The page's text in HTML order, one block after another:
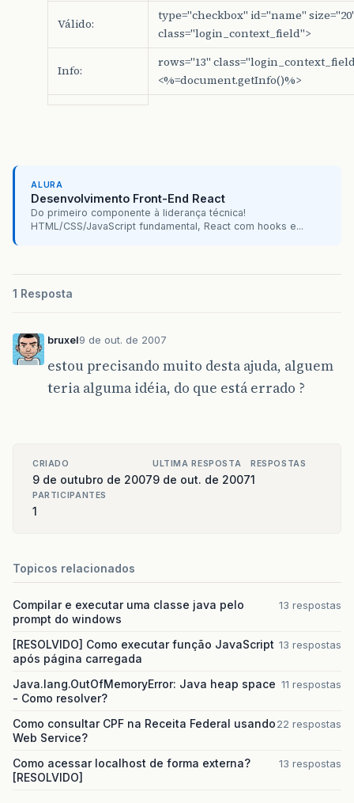
	catch ( Exception e )
	    String erro = "mensagem de erro, no envio do arquivo";
	}
Válido:
type="checkbox" id="name"
class="login_context_field">
Info:
rows="13"
<%=document.getInfo()%>
ALURA
Desenvolvimento Front-End React
Do primeiro componente à liderança técnica!
HTML/CSS/JavaScript fundamental, React com hooks e...
1 Resposta
bruxel9 de out. de 2007
estou precisando muito desta ajuda, alguem
teria alguma idéia, do que está errado ?
CRIADO
9 de outubro de 2007
ULTIMA RESPOSTA
9 de out. de 2007
RESPOSTAS
1
PARTICIPANTES
1
Topicos relacionados
Compilar e executar uma classe java pelo
prompt do windows
13 respostas
[RESOLVIDO] Como executar função JavaScript
após página carregada
13 respostas
Java.lang.OutOfMemoryError: Java heap space
- Como resolver?
11 respostas
Como consultar CPF na Receita Federal usando
Web Service?
22 respostas
Como acessar localhost de forma externa?
[RESOLVIDO]
13 respostas